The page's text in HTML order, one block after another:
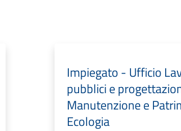
Impiegato - Ufficio
pubblici e
Manutenzione e
Ecologia